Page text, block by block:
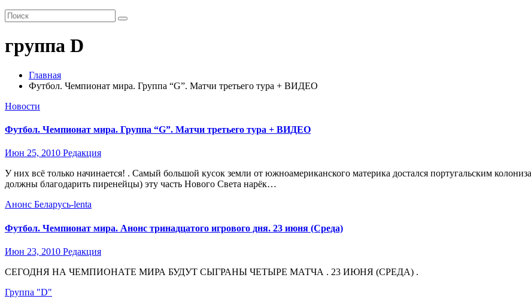
группа D
Главная
Футбол. Чемпионат мира. Группа “G”. Матчи третьего тура + ВИДЕО
Новости
Футбол. Чемпионат мира. Группа “G”. Матчи третьего тура + ВИДЕО
Июн 25, 2010 Редакция
У них всё только начинается! . Самый большой кусок земли от южноамериканского материка достался португальским
должны благодарить пиренейцы) эту часть Нового Света нарёк…
Анонс Беларусь-lenta
Футбол. Чемпионат мира. Анонс тринадцатого игрового дня. 23 июня (Среда)
Июн 23, 2010 Редакция
СЕГОДНЯ НА ЧЕМПИОНАТЕ МИРА БУДУТ СЫГРАНЫ ЧЕТЫРЕ МАТЧА . 23 ИЮНЯ (СРЕДА) .
Группа "D"